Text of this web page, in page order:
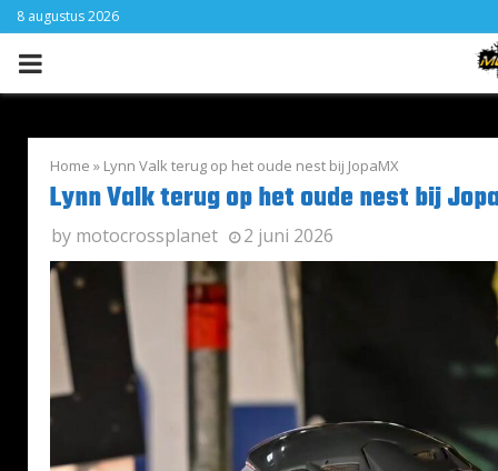
8 augustus 2026
PRIMARY
Home » Lynn Valk terug op het oude nest bij JopaMX
Lynn Valk terug op het oude nest bij
by motocrossplanet 2 juni 2026